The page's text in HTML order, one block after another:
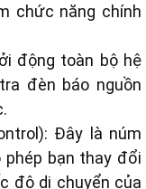
chức năng chính
động toàn bộ hệ
đèn báo nguồn
Đây là núm
phép bạn thay đổi
độ di chuyển của